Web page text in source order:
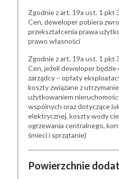
Zgodnie z art. 19a ust. 1 pkt
Cen, deweloper pobiera
przekształcenia prawa
prawo własności
Zgodnie z art. 19a ust. 1 pkt
Cen, jeżeli deweloper będzie
zarządcy – opłaty
koszty związane z
użytkowaniem
wspólnych oraz dotyczące
elektrycznej, koszty wody
ogrzewania centralnego,
śmieci i sprzątanie)
Powierzchnie